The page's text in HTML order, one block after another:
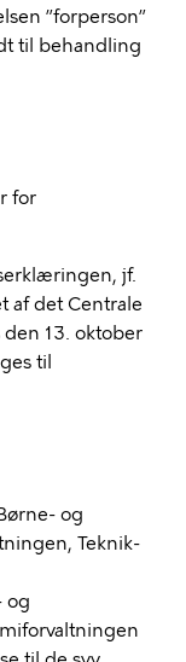
”forperson”
til behandling
for
jf.
af det Centrale
13. oktober
til
og
Teknik-
og